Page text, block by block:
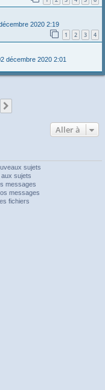
2020 2:19
1 2 3 4
décembre 2020 2:01
Aller à
sujets
sujets
messages
messages
fichiers